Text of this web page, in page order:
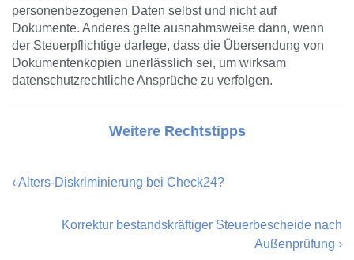
personenbezogenen Daten selbst und nicht auf
Dokumente. Anderes gelte ausnahmsweise dann, wenn
der Steuerpflichtige darlege, dass die Übersendung von
Dokumentenkopien unerlässlich sei, um wirksam
datenschutzrechtliche Ansprüche zu verfolgen.
Weitere Rechtstipps
‹Alters-Diskriminierung bei Check24?
Korrektur bestandskräftiger Steuerbescheide nach
Außenprüfung ›